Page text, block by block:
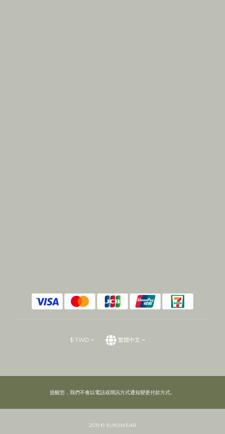
$ TWD 繁體中文
提醒您，我們不會以電話或簡訊方式通知變更付款方式。
2019 © XUXUWEAR